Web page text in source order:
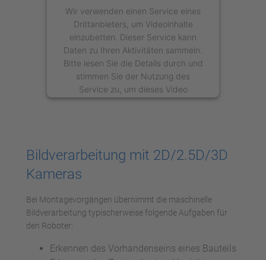
Wir verwenden einen Service eines
Drittanbieters, um Videoinhalte
einzubetten. Dieser Service kann
Daten zu Ihren Aktivitäten sammeln.
Bitte lesen Sie die Details durch und
stimmen Sie der Nutzung des
Service zu, um dieses Video
anzusehen.
Akzeptieren
Management Platform
Bildverarbeitung mit 2D/2.5D/3D
Kameras
Bei Montagevorgängen übernimmt die maschinelle
Bildverarbeitung typischerweise folgende Aufgaben für
den Roboter:
Erkennen des Vorhandenseins eines Bauteils